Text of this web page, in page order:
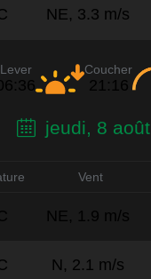
NE, 3.3 m/s
Lever Coucher
21:16
jeudi, 8
Vent
NE, 1.9 m/s
N, 2.1 m/s